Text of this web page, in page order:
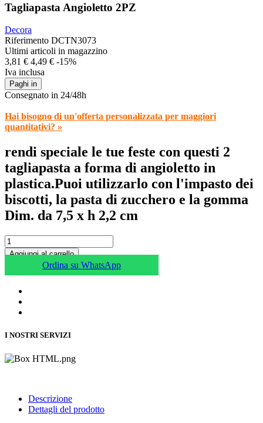
Tagliapasta Angioletto 2PZ
Decora
Riferimento DCTN3073
Ultimi articoli in magazzino
3,81 € 4,49 € -15%
Iva inclusa
Paghi in
Consegnato in 24/48h
Hai bisogno di un'offerta personalizzata per maggiori
quantitativi? »
rendi speciale le tue feste con questi 2
tagliapasta a forma di angioletto in
plastica.Puoi utilizzarlo con l'impasto dei
biscotti, la pasta di zucchero e la gomma
Dim. da 7,5 x h 2,2 cm
Aggiungi al carrello
Ordina su WhatsApp
I NOSTRI SERVIZI
Descrizione
Dettagli del prodotto